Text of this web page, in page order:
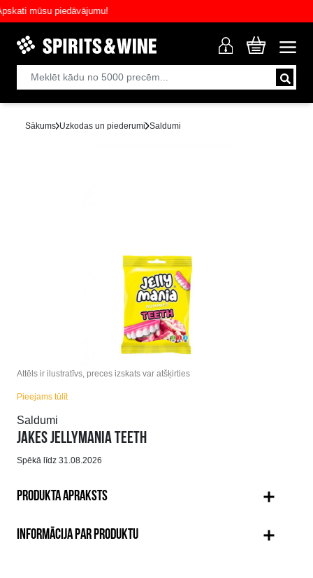
mūsu piedāvājumu!
Sākums Uzkodas un piederumi Saldumi
Attēls ir ilustratīvs, preces izskats var atšķirties
Pieejams tūlīt
Saldumi
JAKES JELLYMANIA TEETH
Spēkā līdz 31.08.2026
PRODUKTA APRAKSTS
INFORMĀCIJA PAR PRODUKTU